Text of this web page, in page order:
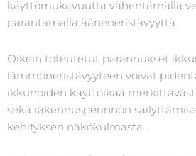
käyttömukavuutta vähentämällä
parantamalla ääneneristävyyttä.
Oikein toteutetut parannukset
lämmöneristävyyteen voivat
ikkunoiden käyttöikää
sekä rakennusperinnön
kehityksen näkökulmasta.